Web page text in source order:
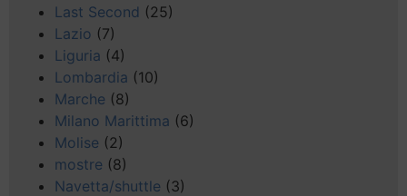
Last Second (25)
Lazio (7)
Liguria (4)
Lombardia (10)
Marche (8)
Milano Marittima (6)
Molise (2)
mostre (8)
Navetta/shuttle (3)